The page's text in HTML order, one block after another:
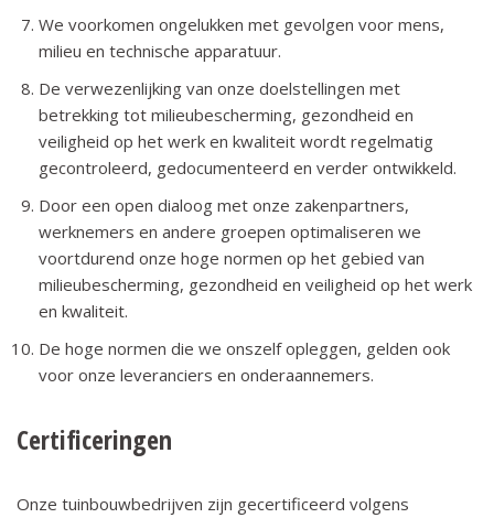
We voorkomen ongelukken met gevolgen voor mens,
milieu en technische apparatuur.
De verwezenlijking van onze doelstellingen met
betrekking tot milieubescherming, gezondheid en
veiligheid op het werk en kwaliteit wordt regelmatig
gecontroleerd, gedocumenteerd en verder ontwikkeld.
Door een open dialoog met onze zakenpartners,
werknemers en andere groepen optimaliseren we
voortdurend onze hoge normen op het gebied van
milieubescherming, gezondheid en veiligheid op het werk
en kwaliteit.
De hoge normen die we onszelf opleggen, gelden ook
voor onze leveranciers en onderaannemers.
Certificeringen
Onze tuinbouwbedrijven zijn gecertificeerd volgens